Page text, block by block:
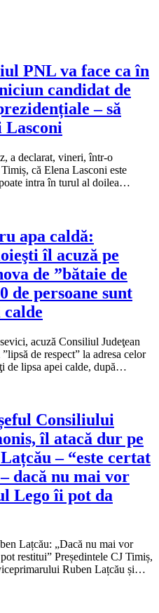
PNL va face ca în
candidat de
– să
Lasconi
a declarat, vineri, într-o
că Elena Lasconi este
intra în turul al doilea…
apa caldă:
îl acuză pe
de ”bătaie de
de persoane sunt
calde
acuză Consiliul Judeţean
de respect” la adresa celor
de lipsa apei calde, după…
Consiliului
îl atacă dur pe
– “este certat
dacă nu mai vor
Lego îi pot da
Lațcău: „Dacă nu mai vor
restitui” Președintele CJ Timiș,
Ruben Lațcău și…